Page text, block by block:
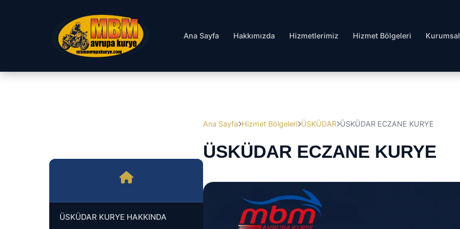
Ana Sayfa Hakkımızda Hizmetlerimiz Hizmet Bölgeleri Kurumsal
ÜSKÜDAR KURYE HAKKINDA
Ana Sayfa Hizmet Bölgeleri ÜSKÜDAR ÜSKÜDAR ECZANE KURYE
ÜSKÜDAR ECZANE KURYE